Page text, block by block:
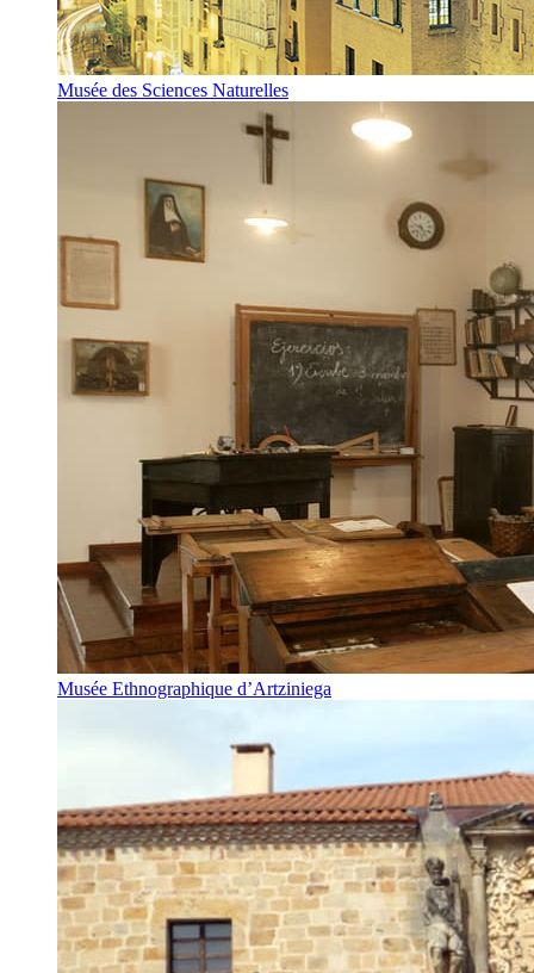
Musée des Sciences Naturelles
Musée Ethnographique d’Artziniega